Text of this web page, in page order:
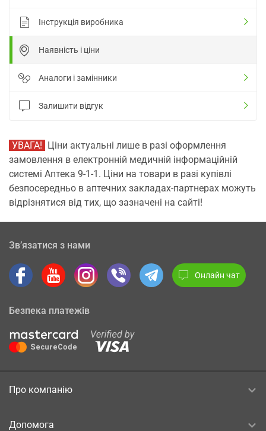
Інструкція виробника
Наявність і ціни
Аналоги і замінники
Залишити відгук
УВАГА! Ціни актуальні лише в разі оформлення
замовлення в електронній медичній інформаційній
системі Аптека 9-1-1. Ціни на товари в разі купівлі
безпосередньо в аптечних закладах-партнерах можуть
відрізнятися від тих, що зазначені на сайті!
Зв’язатися з нами
Онлайн чат
Безпека платежів
Про компанію
Допомога